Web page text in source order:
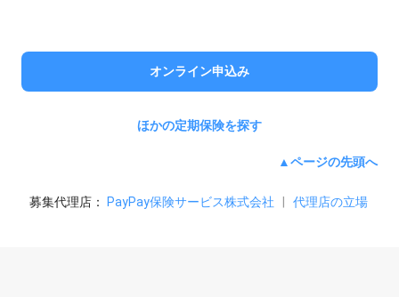
オンライン申込み
ほかの定期保険を探す
▲ページの先頭へ
募集代理店： PayPay保険サービス株式会社 代理店の立場